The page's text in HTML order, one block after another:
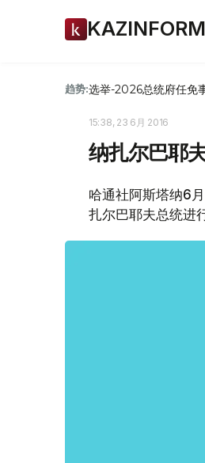
KAZINFORM
趋势:选举-2026总统府任免
15:38, 23 6月 2016
纳扎尔巴耶
哈通社阿斯塔纳6
扎尔巴耶夫总统进